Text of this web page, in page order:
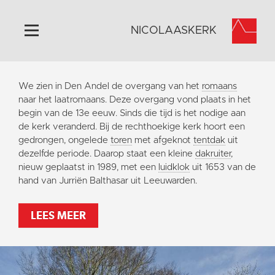
Home
Algemeen
Historie
Omgeving
Activiteiten
Steun ons
Contact
Vaktaal
NICOLAASKERK
We zien in Den Andel de overgang van het romaans
naar het laatromaans. Deze overgang vond plaats in het
begin van de 13e eeuw. Sinds die tijd is het nodige aan
de kerk veranderd. Bij de rechthoekige kerk hoort een
gedrongen, ongelede toren met afgeknot tentdak uit
dezelfde periode. Daarop staat een kleine dakruiter,
nieuw geplaatst in 1989, met een luidklok uit 1653 van de
hand van Jurriën Balthasar uit Leeuwarden.
LEES MEER